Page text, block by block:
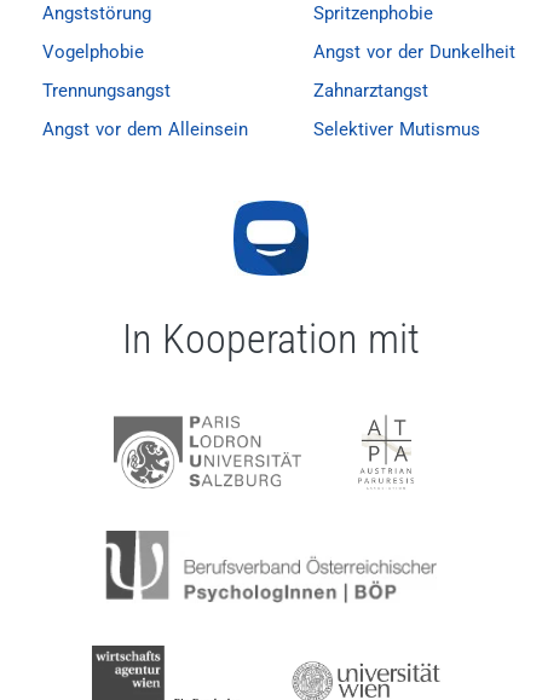
Angststörung
Vogelphobie
Trennungsangst
Angst vor dem Alleinsein
Spritzenphobie
Angst vor der Dunkelheit
Zahnarztangst
Selektiver Mutismus
In Kooperation mit